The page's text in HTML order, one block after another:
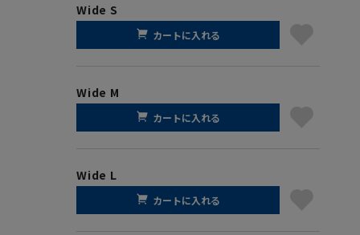
Wide S
カートに入れる
Wide M
カートに入れる
Wide L
カートに入れる